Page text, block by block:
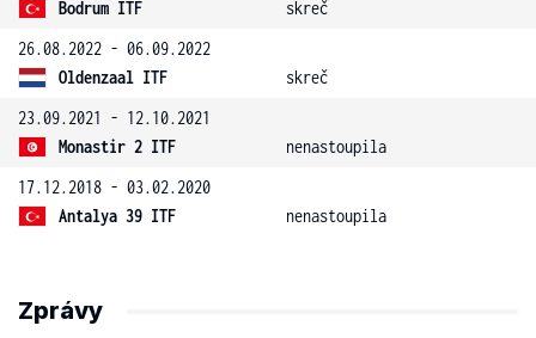
Bodrum ITF
skreč
26.08.2022 - 06.09.2022
Oldenzaal ITF
skreč
23.09.2021 - 12.10.2021
Monastir 2 ITF
nenastoupila
17.12.2018 - 03.02.2020
Antalya 39 ITF
nenastoupila
Zprávy